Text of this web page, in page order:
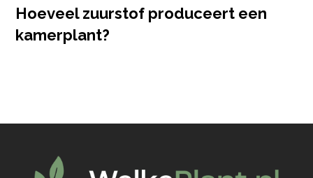
Hoeveel zuurstof produceert een
kamerplant?